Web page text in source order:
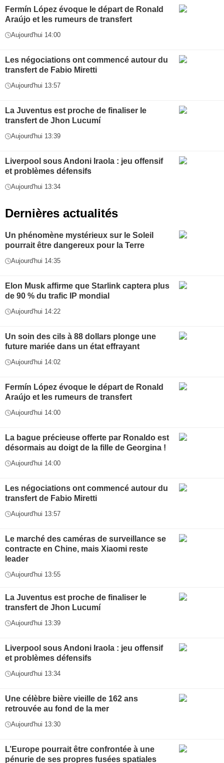
Fermín López évoque le départ de Ronald
Araújo et les rumeurs de transfert
Aujourd'hui 14:00
Les négociations ont commencé autour du
transfert de Fabio Miretti
Aujourd'hui 13:57
La Juventus est proche de finaliser le
transfert de Jhon Lucumí
Aujourd'hui 13:39
Liverpool sous Andoni Iraola : jeu offensif
et problèmes défensifs
Aujourd'hui 13:34
Dernières actualités
Un phénomène mystérieux sur le Soleil
pourrait être dangereux pour la Terre
Aujourd'hui 14:35
Elon Musk affirme que Starlink captera plus
de 90 % du trafic IP mondial
Aujourd'hui 14:22
Un soin des cils à 88 dollars plonge une
future mariée dans un état effrayant
Aujourd'hui 14:02
Fermín López évoque le départ de Ronald
Araújo et les rumeurs de transfert
Aujourd'hui 14:00
La bague précieuse offerte par Ronaldo est
désormais au doigt de la fille de Georgina !
Aujourd'hui 14:00
Les négociations ont commencé autour du
transfert de Fabio Miretti
Aujourd'hui 13:57
Le marché des caméras de surveillance se
contracte en Chine, mais Xiaomi reste
leader
Aujourd'hui 13:55
La Juventus est proche de finaliser le
transfert de Jhon Lucumí
Aujourd'hui 13:39
Liverpool sous Andoni Iraola : jeu offensif
et problèmes défensifs
Aujourd'hui 13:34
Une célèbre bière vieille de 162 ans
retrouvée au fond de la mer
Aujourd'hui 13:30
L’Europe pourrait être confrontée à une
pénurie de ses propres fusées spatiales